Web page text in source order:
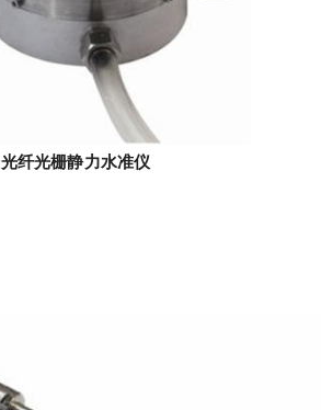
光纤光栅静力水准仪